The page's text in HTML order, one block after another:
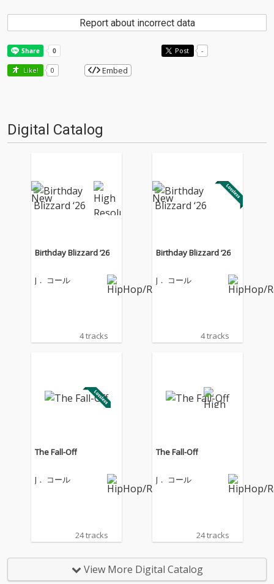
Report about incorrect data
Post -
Like! 0 Embed
Digital Catalog
Birthday Blizzard ‘26
J． コール
4 tracks
Birthday Blizzard ‘26
J． コール
4 tracks
The Fall-Off
J． コール
24 tracks
The Fall-Off
J． コール
24 tracks
View More Digital Catalog